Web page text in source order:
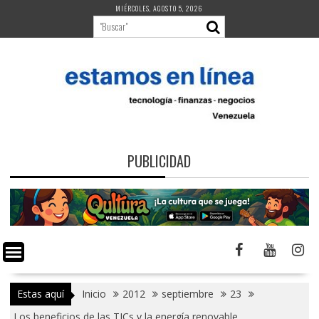
contenido
MIÉRCOLES, AGOSTO 5, 2026
PUBLICIDAD
Estas aquí Inicio 2012 septiembre
23